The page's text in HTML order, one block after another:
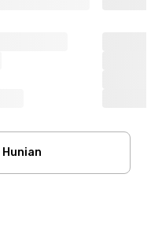
Hunian